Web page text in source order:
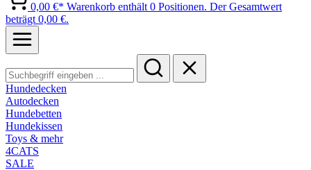
0,00 €* Warenkorb enthält 0 Positionen. Der Gesamtwert
beträgt 0,00 €.
Hundedecken
Autodecken
Hundebetten
Hundekissen
Toys & mehr
4CATS
SALE